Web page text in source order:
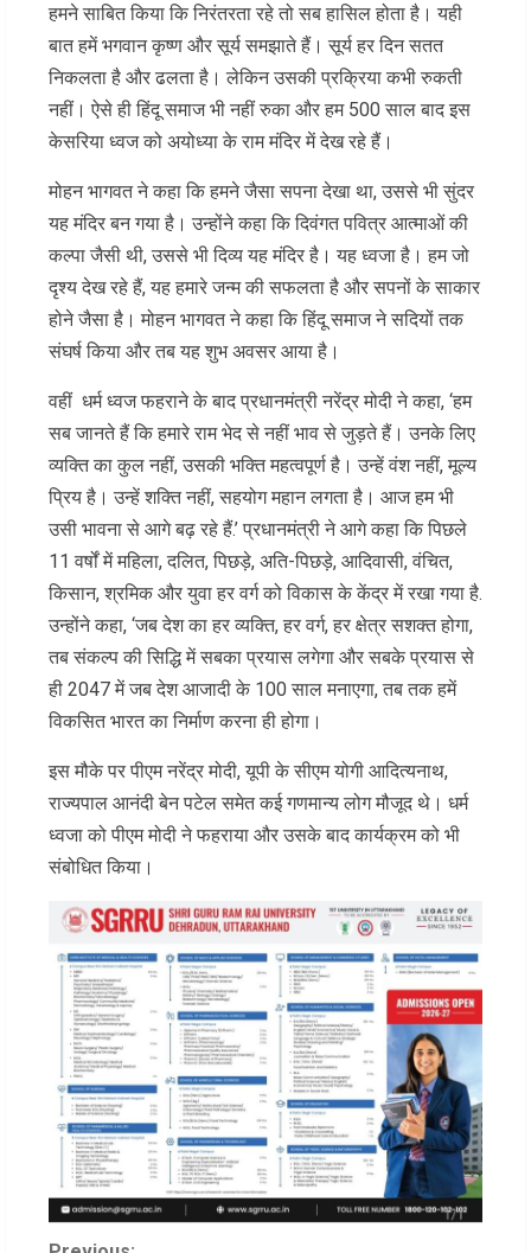
हमने साबित किया कि निरंतरता रहे तो सब हासिल होता है। यही
बात हमें भगवान कृष्ण और सूर्य समझाते हैं। सूर्य हर दिन सतत
निकलता है और ढलता है। लेकिन उसकी प्रक्रिया कभी रुकती
नहीं। ऐसे ही हिंदू समाज भी नहीं रुका और हम 500 साल बाद इस
केसरिया ध्वज को अयोध्या के राम मंदिर में देख रहे हैं।
मोहन भागवत ने कहा कि हमने जैसा सपना देखा था, उससे भी सुंदर
यह मंदिर बन गया है। उन्होंने कहा कि दिवंगत पवित्र आत्माओं की
कल्पा जैसी थी, उससे भी दिव्य यह मंदिर है। यह ध्वजा है। हम जो
दृश्य देख रहे हैं, यह हमारे जन्म की सफलता है और सपनों के साकार
होने जैसा है। मोहन भागवत ने कहा कि हिंदू समाज ने सदियों तक
संघर्ष किया और तब यह शुभ अवसर आया है।
वहीं धर्म ध्वज फहराने के बाद प्रधानमंत्री नरेंद्र मोदी ने कहा, ‘हम
सब जानते हैं कि हमारे राम भेद से नहीं भाव से जुड़ते हैं। उनके लिए
व्यक्ति का कुल नहीं, उसकी भक्ति महत्वपूर्ण है। उन्हें वंश नहीं, मूल्य
प्रिय है। उन्हें शक्ति नहीं, सहयोग महान लगता है। आज हम भी
उसी भावना से आगे बढ़ रहे हैं.’ प्रधानमंत्री ने आगे कहा कि पिछले
11 वर्षों में महिला, दलित, पिछड़े, अति-पिछड़े, आदिवासी, वंचित,
किसान, श्रमिक और युवा हर वर्ग को विकास के केंद्र में रखा गया है.
उन्होंने कहा, ‘जब देश का हर व्यक्ति, हर वर्ग, हर क्षेत्र सशक्त होगा,
तब संकल्प की सिद्धि में सबका प्रयास लगेगा और सबके प्रयास से
ही 2047 में जब देश आजादी के 100 साल मनाएगा, तब तक हमें
विकसित भारत का निर्माण करना ही होगा।
इस मौके पर पीएम नरेंद्र मोदी, यूपी के सीएम योगी आदित्यनाथ,
राज्यपाल आनंदी बेन पटेल समेत कई गणमान्य लोग मौजूद थे। धर्म
ध्वजा को पीएम मोदी ने फहराया और उसके बाद कार्यक्रम को भी
संबोधित किया।